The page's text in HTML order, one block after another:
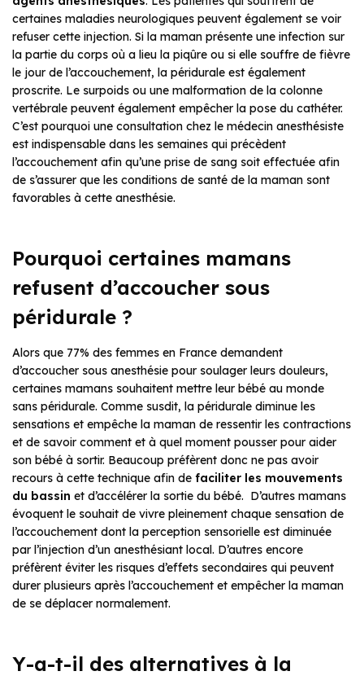
certaines maladies neurologiques peuvent également se voir
refuser cette injection. Si la maman présente une infection sur
la partie du corps où a lieu la piqûre ou si elle souffre de fièvre
le jour de l’accouchement, la péridurale est également
proscrite. Le surpoids ou une malformation de la colonne
vertébrale peuvent également empêcher la pose du cathéter.
C’est pourquoi une consultation chez le médecin anesthésiste
est indispensable dans les semaines qui précèdent
l’accouchement afin qu’une prise de sang soit effectuée afin
de s’assurer que les conditions de santé de la maman sont
favorables à cette anesthésie.
Pourquoi certaines mamans
refusent d’accoucher sous
péridurale ?
Alors que 77% des femmes en France demandent
d’accoucher sous anesthésie pour soulager leurs douleurs,
certaines mamans souhaitent mettre leur bébé au monde
sans péridurale. Comme susdit, la péridurale diminue les
sensations et empêche la maman de ressentir les contractions
et de savoir comment et à quel moment pousser pour aider
son bébé à sortir. Beaucoup préfèrent donc ne pas avoir
recours à cette technique afin de faciliter les mouvements
du bassin et d’accélérer la sortie du bébé. D’autres mamans
évoquent le souhait de vivre pleinement chaque sensation de
l’accouchement dont la perception sensorielle est diminuée
par l’injection d’un anesthésiant local. D’autres encore
préfèrent éviter les risques d’effets secondaires qui peuvent
durer plusieurs après l’accouchement et empêcher la maman
de se déplacer normalement.
Y-a-t-il des alternatives à la